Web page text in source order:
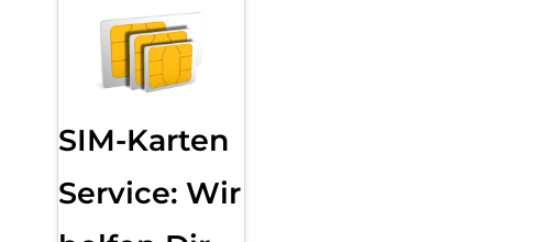
SIM-Karten
Service: Wir